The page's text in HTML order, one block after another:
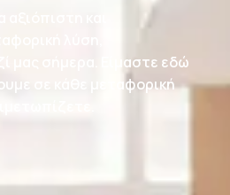
και
λύση,
μας σήμερα. Είμαστε εδώ
σε κάθε μεταφορική